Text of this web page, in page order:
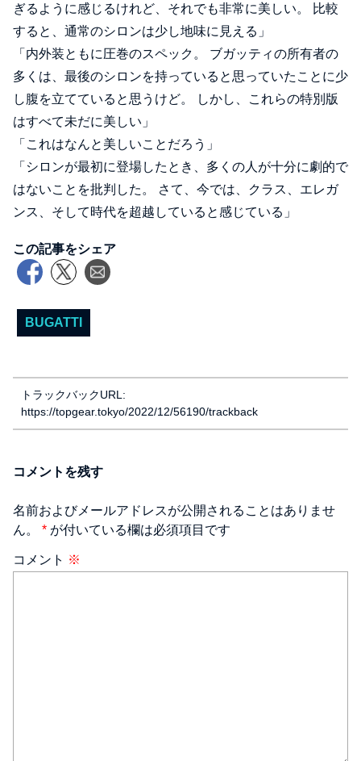
ぎるように感じるけれど、それでも非常に美しい。 比較
すると、通常のシロンは少し地味に見える」
「内外装ともに圧巻のスペック。 ブガッティの所有者の
多くは、最後のシロンを持っていると思っていたことに少
し腹を立てていると思うけど。 しかし、これらの特別版
はすべて未だに美しい」
「これはなんと美しいことだろう」
「シロンが最初に登場したとき、多くの人が十分に劇的で
はないことを批判した。 さて、今では、クラス、エレガ
ンス、そして時代を超越していると感じている」
この記事をシェア
BUGATTI
トラックバックURL:
https://topgear.tokyo/2022/12/56190/trackback
コメントを残す
名前およびメールアドレスが公開されることはありませ
ん。 * が付いている欄は必須項目です
コメント ※